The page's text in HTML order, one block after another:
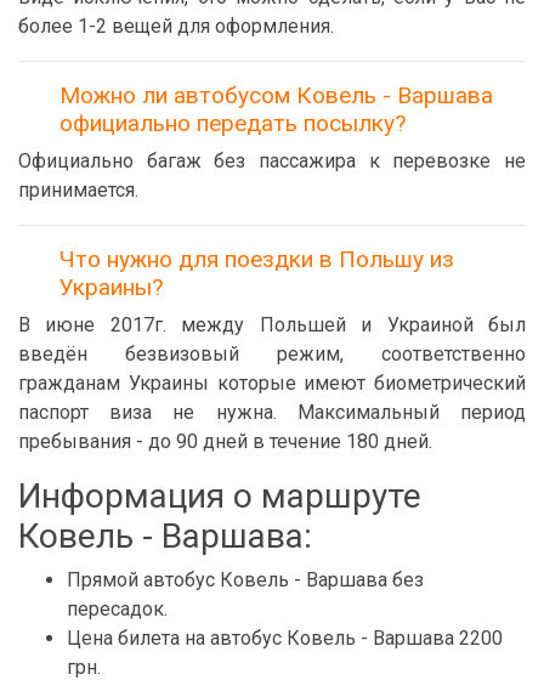
более 1-2 вещей для оформления.
Можно ли автобусом Ковель - Варшава
официально передать посылку?
Официально багаж без пассажира к перевозке не
принимается.
Что нужно для поездки в Польшу из
Украины?
В июне 2017г. между Польшей и Украиной был
введён безвизовый режим, соответственно
гражданам Украины которые имеют биометрический
паспорт виза не нужна. Максимальный период
пребывания - до 90 дней в течение 180 дней.
Информация о маршруте
Ковель - Варшава:
Прямой автобус Ковель - Варшава без
пересадок.
Цена билета на автобус Ковель - Варшава 2200
грн.